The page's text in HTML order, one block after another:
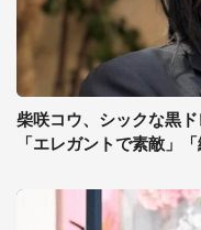
柴咲コウ、シックな黒
「エレガントで素敵」